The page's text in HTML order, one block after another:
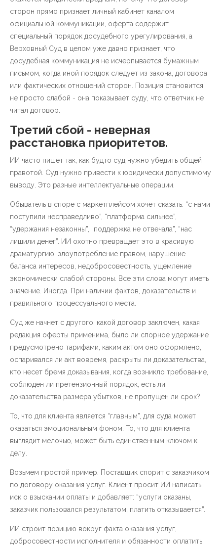
сторон прямо признает личный кабинет каналом
официальной коммуникации, оферта содержит
специальный порядок досудебного урегулирования, а
Верховный Суд в целом уже давно признает, что
досудебная коммуникация не исчерпывается бумажным
письмом, когда иной порядок следует из закона, договора
или фактических отношений сторон. Позиция становится
не просто слабой - она показывает суду, что ответчик не
читал договор.
Третий сбой - неверная
расстановка приоритетов.
ИИ часто пишет так, как будто суд нужно убедить общей
правотой. Суд нужно привести к юридически допустимому
выводу. Это разные интеллектуальные операции.
Обыватель в споре с маркетплейсом хочет сказать: “с нами
поступили несправедливо”, “платформа сильнее”,
“удержания незаконны”, “поддержка не отвечала”, “нас
лишили денег”. ИИ охотно превращает это в красивую
драматургию: злоупотребление правом, нарушение
баланса интересов, недобросовестность, ущемление
экономически слабой стороны. Все эти слова могут иметь
значение. Иногда. При наличии фактов, доказательств и
правильного процессуального места.
Суд же начнет с другого: какой договор заключен, какая
редакция оферты применима, было ли спорное удержание
предусмотрено тарифами, каким актом оно оформлено,
оспаривался ли акт вовремя, раскрыты ли доказательства,
кто несет бремя доказывания, когда возникло требование,
соблюден ли претензионный порядок, есть ли
доказательства размера убытков, не пропущен ли срок?
То, что для клиента является “главным”, для суда может
оказаться эмоциональным фоном. То, что для клиента
выглядит мелочью, может быть единственным ключом к
делу.
Возьмем простой пример. Поставщик спорит с заказчиком
по договору оказания услуг. Клиент просит ИИ написать
иск о взыскании оплаты и добавляет: “услуги оказаны,
заказчик пользовался результатом, платить отказывается”.
ИИ строит позицию вокруг факта оказания услуг,
добросовестности исполнителя и обязанности оплатить.